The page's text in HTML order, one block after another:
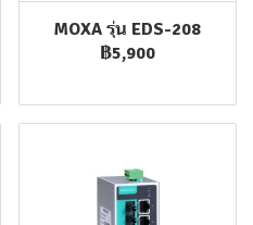
MOXA รุ่น EDS-208
฿5,900